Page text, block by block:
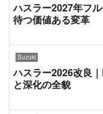
ハスラー2027年フ
待つ価値ある変革
Suzuki
ハスラー2026改良
と深化の全貌